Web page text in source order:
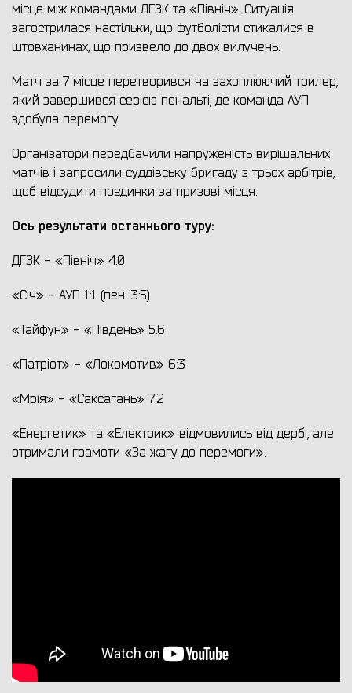
місце між командами ДГЗК та «Північ». Ситуація
загострилася настільки, що футболісти стикалися в
штовханинах, що призвело до двох вилучень.
Матч за 7 місце перетворився на захоплюючий трилер,
який завершився серією пенальті, де команда АУП
здобула перемогу.
Організатори передбачили напруженість вирішальних
матчів і запросили суддівську бригаду з трьох арбітрів,
щоб відсудити поєдинки за призові місця.
Ось результати останнього туру:
ДГЗК - «Північ» 4:0
«Січ» - АУП 1:1 (пен. 3:5)
«Тайфун» - «Південь» 5:6
«Патріот» - «Локомотив» 6:3
«Мрія» - «Саксагань» 7:2
«Енергетик» та «Електрик» відмовились від дербі, але
отримали грамоти «За жагу до перемоги».